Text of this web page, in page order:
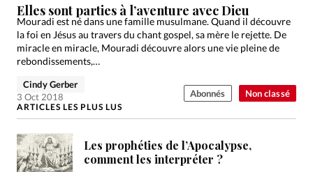
Non classé
Elles sont parties à l’aventure avec Dieu
Mouradi est né dans une famille musulmane. Quand il découvre
la foi en Jésus au travers du chant gospel, sa mère le rejette. De
miracle en miracle, Mouradi découvre alors une vie pleine de
rebondissements,…
Cindy Gerber
3 Oct 2018
Abonnés
ARTICLES LES PLUS LUS
Les prophéties de l’Apocalypse,
comment les interpréter ?